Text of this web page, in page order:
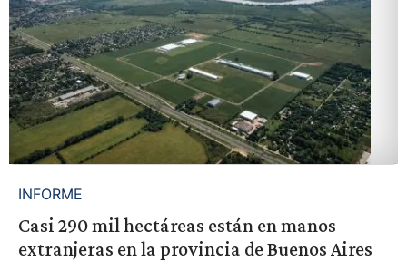
INFORME
Casi 290 mil hectáreas están en manos
extranjeras en la provincia de Buenos Aires